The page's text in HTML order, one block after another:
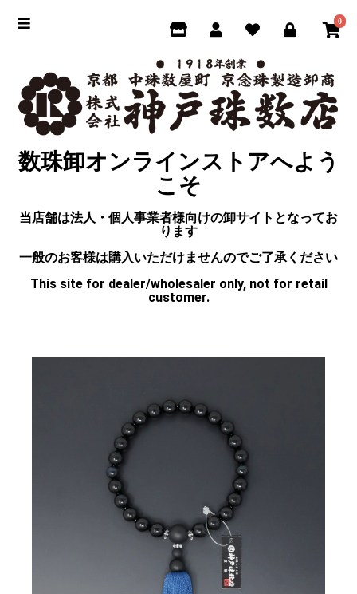
0
数珠卸オンラインストアへよう
こそ
当店舗は法人・個人事業者様向けの卸サイトとなってお
ります
一般のお客様は購入いただけませんのでご了承ください
This site for dealer/wholesaler only, not for retail
customer.